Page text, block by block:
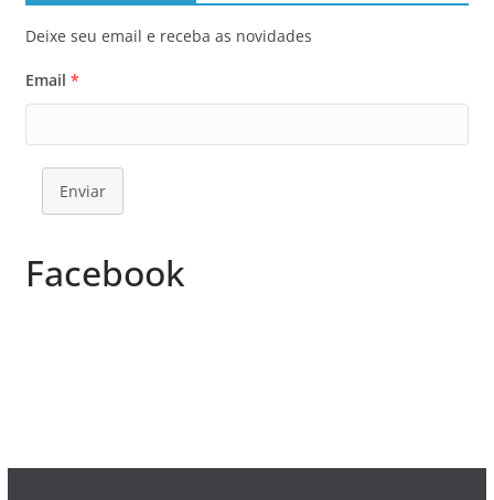
Deixe seu email e receba as novidades
Email *
Enviar
Facebook